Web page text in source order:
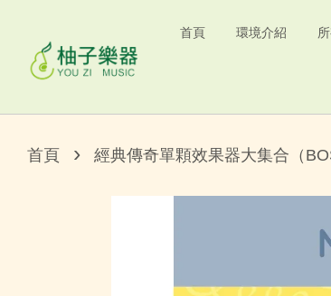
首頁 環境介紹
首頁 › 經典傳奇單顆效果器大集合（